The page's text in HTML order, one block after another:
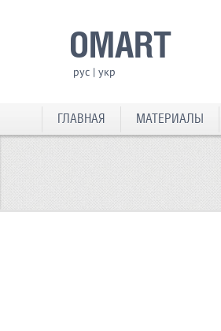
OMART
рус |укр
ГЛАВНАЯ МАТЕРИАЛЫ